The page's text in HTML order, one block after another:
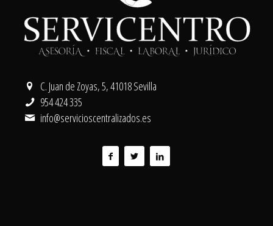
C. Juan de Zoyas, 5, 41018 Sevilla
954 424 335
info@servicioscentralizados.es